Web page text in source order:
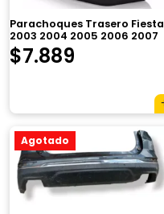
Parachoques Trasero Fiesta
2003 2004 2005 2006 2007
$7.889
Agotado